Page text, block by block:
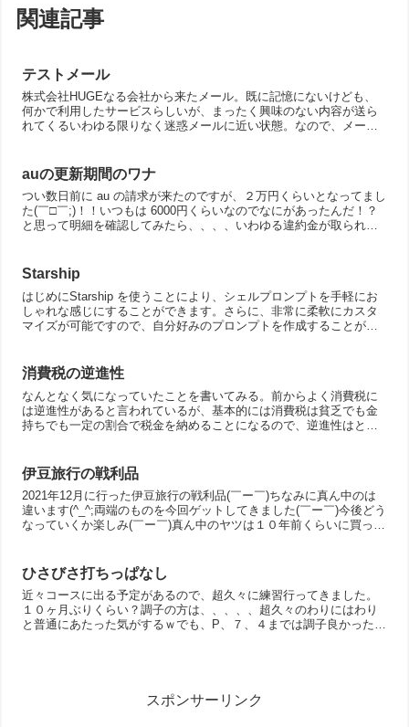
関連記事
テストメール
株式会社HUGEなる会社から来たメール。既に記憶にないけども、
何かで利用したサービスらしいが、まったく興味のない内容が送ら
れてくるいわゆる限りなく迷惑メールに近い状態。なので、メール
auの更新期間のワナ
つい数日前に au の請求が来たのですが、２万円くらいとなってまし
た(￣□￣;)！！いつもは 6000円くらいなのでなにがあったんだ！？
と思って明細を確認してみたら、、、、いわゆる違約金が取られて
Starship
はじめにStarship を使うことにより、シェルプロンプトを手軽にお
しゃれな感じにすることができます。さらに、非常に柔軟にカスタ
マイズが可能ですので、自分好みのプロンプトを作成することがで
消費税の逆進性
なんとなく気になっていたことを書いてみる。前からよく消費税に
は逆進性があると言われているが、基本的には消費税は貧乏でも金
持ちでも一定の割合で税金を納めることになるので、逆進性はとく
伊豆旅行の戦利品
2021年12月に行った伊豆旅行の戦利品(￣ー￣)ちなみに真ん中のは
違います(^_^;両端のものを今回ゲットしてきました(￣ー￣)今後どう
なっていくか楽しみ(￣ー￣)真ん中のヤツは１０年前くらいに買った
ひさびさ打ちっぱなし
近々コースに出る予定があるので、超久々に練習行ってきました。
１０ヶ月ぶりくらい？調子の方は、、、、、超久々のわりにはわり
と普通にあたった気がするｗでも、P、７、４までは調子良かったん
スポンサーリンク